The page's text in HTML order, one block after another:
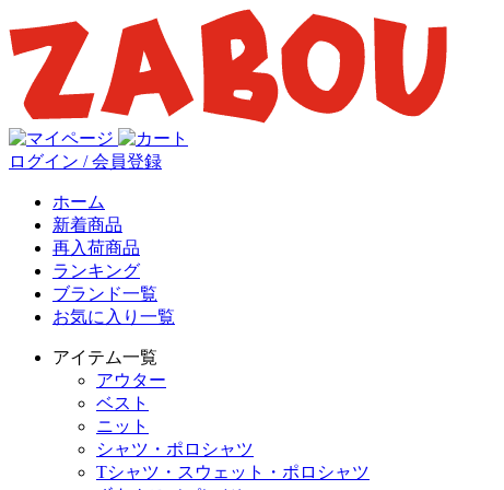
ログイン / 会員登録
ホーム
新着商品
再入荷商品
ランキング
ブランド一覧
お気に入り一覧
アイテム一覧
アウター
ベスト
ニット
シャツ・ポロシャツ
Tシャツ・スウェット・ポロシャツ